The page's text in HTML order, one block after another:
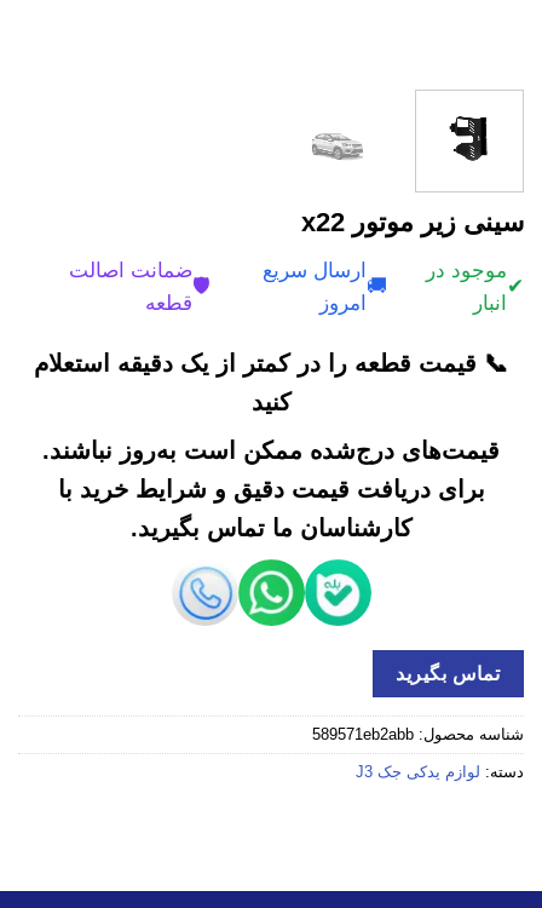
سینی زیر موتور x22
✔
موجود در
انبار
🚚
ارسال سریع
امروز
🛡️
ضمانت اصالت
قطعه
📞 قیمت قطعه را در کمتر از یک دقیقه استعلام
کنید
قیمت‌های درج‌شده ممکن است به‌روز نباشند.
برای دریافت قیمت دقیق و شرایط خرید با
کارشناسان ما تماس بگیرید.
تماس بگیرید
شناسه محصول: 589571eb2abb
دسته: لوازم یدکی جک J3